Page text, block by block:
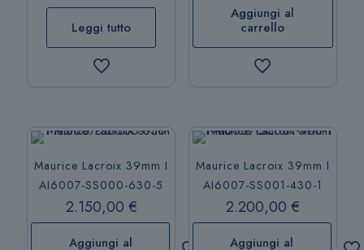
Leggi tutto
Aggiungi al
carrello
Maurice Lacroix 39mm I
AI6007-SS000-630-5
2.150,00 €
Aggiungi al
Maurice Lacroix 39mm I
AI6007-SS001-430-1
2.200,00 €
Aggiungi al